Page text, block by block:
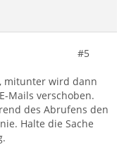
#5
mitunter wird dann
Mails verschoben.
des Abrufens den
Halte die Sache